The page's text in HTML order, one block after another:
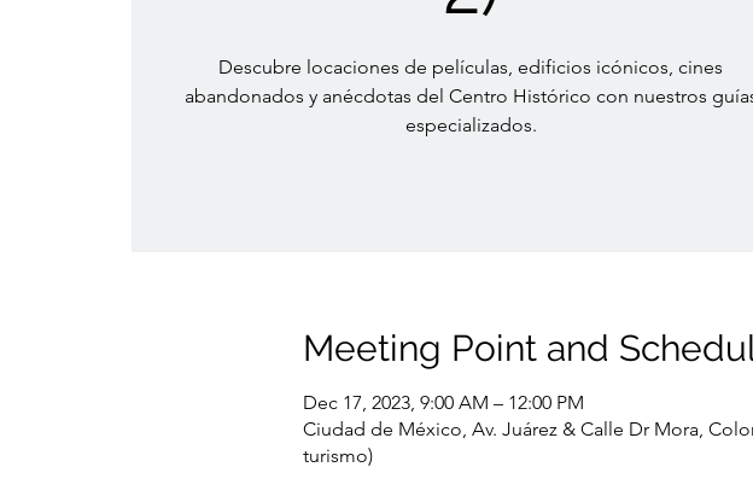
Descubre locaciones de películas, edificios icónicos, cines
abandonados y anécdotas del Centro Histórico con nuestros
especializados.
Meeting Point and
Dec 17, 2023, 9:00 AM – 12:00 PM
Ciudad de México, Av. Juárez & Calle Dr Mora,
turismo)